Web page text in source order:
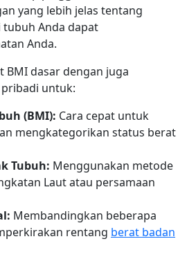
yang lebih jelas tentang
Anda dapat
Anda.
BMI dasar dengan juga
untuk:
(BMI): Cara cepat untuk
mengkategorikan status berat
Tubuh: Menggunakan metode
Laut atau persamaan
Membandingkan beberapa
rentang berat badan